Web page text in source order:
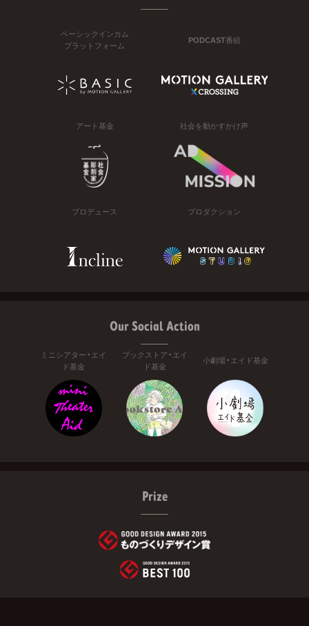
ベーシックインカム
プラットフォーム
PODCAST番組
アート基金 社会を動かすかけ声
プロデュース プロダクション
Our Social Action
ミニシアター・エイ
ド基金
ブックストア・エイ
ド基金
小劇場・エイド基金
Prize